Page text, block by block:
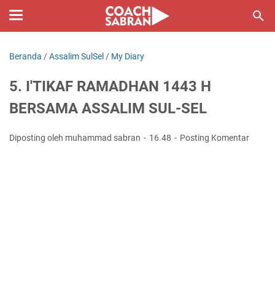
Beranda /Assalim SulSel / My Diary
5. I'TIKAF RAMADHAN 1443 H
BERSAMA ASSALIM SUL-SEL
Diposting oleh muhammad sabran 16.48 Posting Komentar